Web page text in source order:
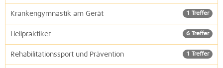
1 Treffer
Krankengymnastik am Gerät
6 Treffer
Heilpraktiker
1 Treffer
Rehabilitationssport und Prävention